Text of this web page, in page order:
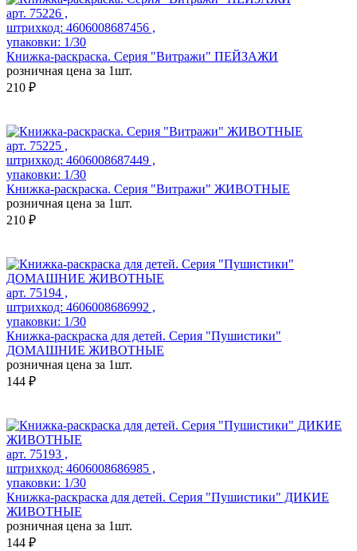
арт. 75226 ,
штрихкод: 4606008687456 ,
упаковки: 1/30
Книжка-раскраска. Серия "Витражи" ПЕЙЗАЖИ
розничная цена за 1шт.
210 ₽
арт. 75225 ,
штрихкод: 4606008687449 ,
упаковки: 1/30
Книжка-раскраска. Серия "Витражи" ЖИВОТНЫЕ
розничная цена за 1шт.
210 ₽
арт. 75194 ,
штрихкод: 4606008686992 ,
упаковки: 1/30
Книжка-раскраска для детей. Серия "Пушистики"
ДОМАШНИЕ ЖИВОТНЫЕ
розничная цена за 1шт.
144 ₽
арт. 75193 ,
штрихкод: 4606008686985 ,
упаковки: 1/30
Книжка-раскраска для детей. Серия "Пушистики" ДИКИЕ
ЖИВОТНЫЕ
розничная цена за 1шт.
144 ₽